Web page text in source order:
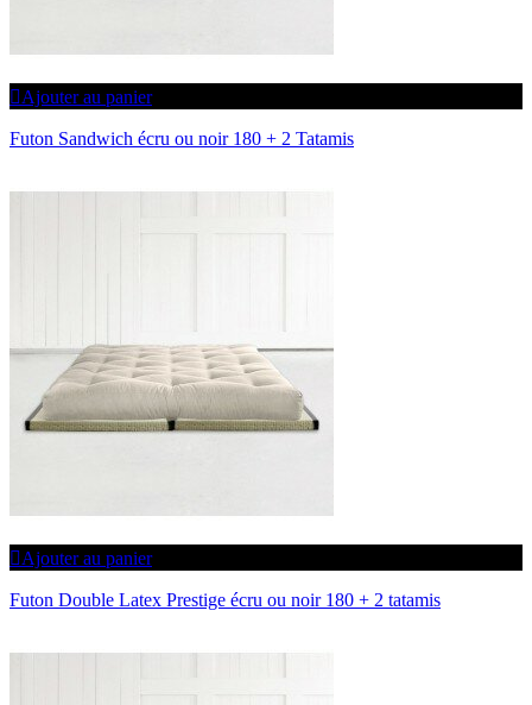
Ajouter au panier
Futon Sandwich écru ou noir 180 + 2 Tatamis
Ajouter au panier
Futon Double Latex Prestige écru ou noir 180 + 2 tatamis